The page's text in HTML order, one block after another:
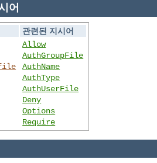
어
관련된 지시어
Allow
AuthGroupFile
AuthName
AuthType
AuthUserFile
Deny
Options
Require